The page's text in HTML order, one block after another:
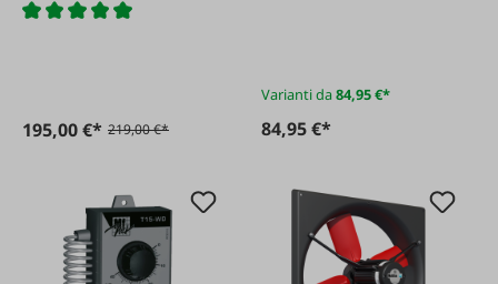
elettronico di
195,00 €* 219,00 €*
Varianti da84,95 €*
84,95 €*